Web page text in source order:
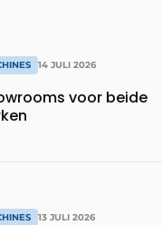
14 JULI 2026
voor beide
13 JULI 2026